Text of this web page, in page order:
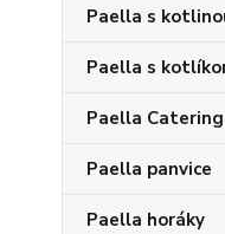
Paella s
Paella s
Paella Catering
Paella panvice
Paella horáky